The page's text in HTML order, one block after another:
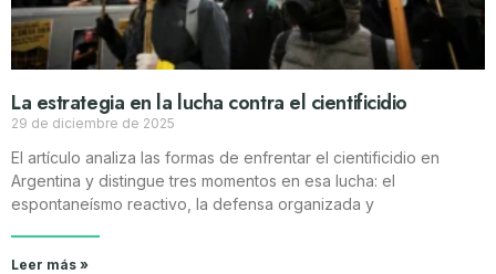
La estrategia en la lucha contra el cientificidio
29 de diciembre de 2025
El artículo analiza las formas de enfrentar el cientificidio en
Argentina y distingue tres momentos en esa lucha: el
espontaneísmo reactivo, la defensa organizada y
Leer más »